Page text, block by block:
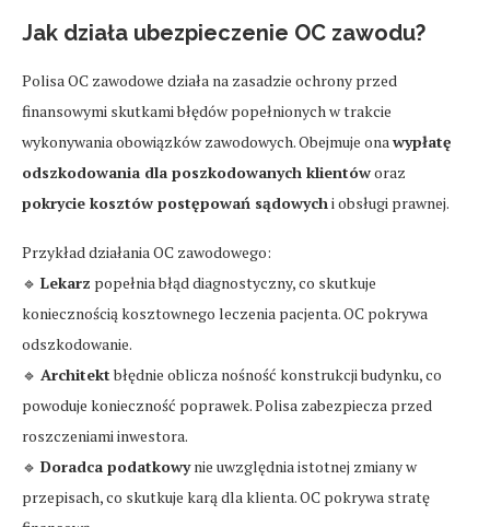
Jak działa ubezpieczenie OC zawodu?
Polisa OC zawodowe działa na zasadzie ochrony przed
finansowymi skutkami błędów popełnionych w trakcie
wykonywania obowiązków zawodowych. Obejmuje onawypłatę
odszkodowania dla poszkodowanych klientóworaz
pokrycie kosztów postępowań sądowychi obsługi prawnej.
Przykład działania OC zawodowego:
🔹 Lekarz popełnia błąd diagnostyczny, co skutkuje
koniecznością kosztownego leczenia pacjenta. OC pokrywa
odszkodowanie.
🔹 Architektbłędnie oblicza nośność konstrukcji budynku, co
powoduje konieczność poprawek. Polisa zabezpiecza przed
roszczeniami inwestora.
🔹 Doradca podatkowynie uwzględnia istotnej zmiany w
przepisach, co skutkuje karą dla klienta. OC pokrywa stratę